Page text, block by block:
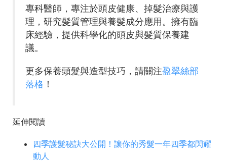
專科醫師，專注於頭皮健康、掉髮治療與護
理，研究髮質管理與養髮成分應用。擁有臨
床經驗，提供科學化的頭皮與髮質保養建
議。
更多保養頭髮與造型技巧，請關注盈翠絲部
落格 ！
延伸閱讀
四季護髮秘訣大公開！讓你的秀髮一年四季都閃耀
動人